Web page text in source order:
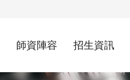
師資陣容 招生資訊